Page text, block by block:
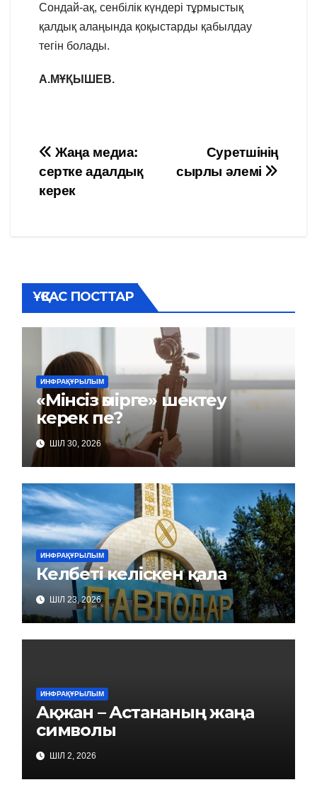
Сондай-ақ, сенбілік күндері тұрмыстық
қалдық алаңында қоқыстарды қабылдау
тегін болады.
А.МҰҚЫШЕВ.
Навигация
по
Суретшінің
сырлы әлемі
Жаңа медиа:
сертке адалдық
керек
ҰҚСАС ПОСТТАР
ИНФРАҚҰРЫЛЫМ
«Мінсіз өмірге» шектеу
керек пе?
ШІЛ 30, 2026
ИНФРАҚҰРЫЛЫМ
Келбеті келіскен қала
ШІЛ 23, 2026
ИНФРАҚҰРЫЛЫМ
Ақжан – Астананың жаңа
символы
ШІЛ 2, 2026